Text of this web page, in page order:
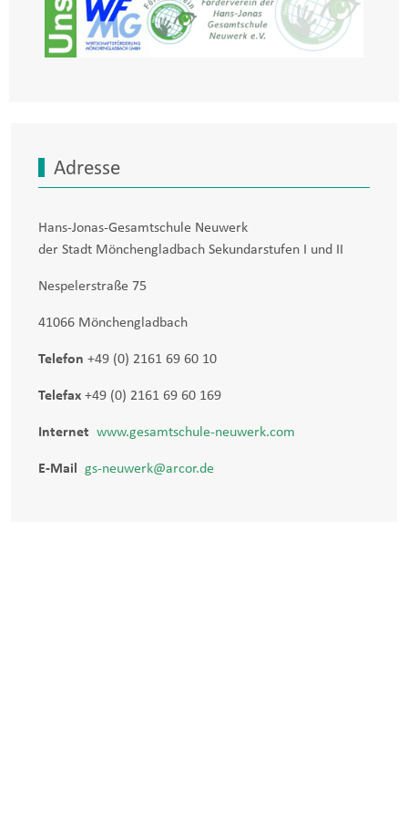
Adresse
Hans-Jonas-Gesamtschule Neuwerk
der Stadt Mönchengladbach Sekundarstufen I und II
Nespelerstraße 75
41066 Mönchengladbach
Telefon +49 (0) 2161 69 60 10
Telefax +49 (0) 2161 69 60 169
Internet www.gesamtschule-neuwerk.com
E-Mail gs-neuwerk@arcor.de